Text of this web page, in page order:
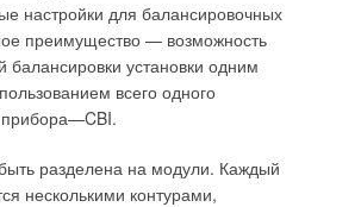
настройки для балансировочных
преимущество — возможность
балансировки установки одним
всего одного
прибора—CBI.
разделена на модули. Каждый
несколькими контурами,